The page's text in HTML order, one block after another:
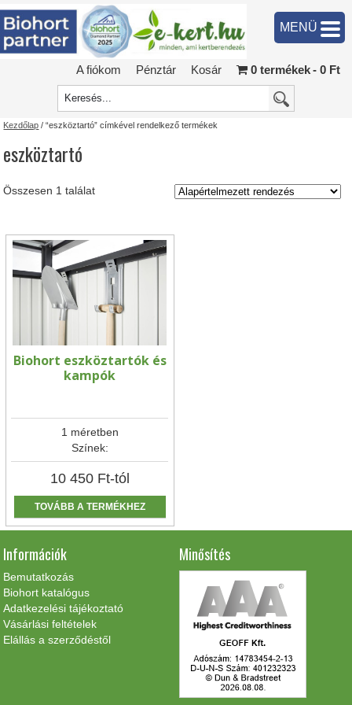
A fiókom Pénztár Kosár 0 termékek 0 Ft
MENÜ
Kezdőlap / “eszköztartó” címkével rendelkező termékek
eszköztartó
Összesen 1 találat
Biohort eszköztartók és
kampók
1 méretben
Színek:
10 450 Ft-tól
TOVÁBB A TERMÉKHEZ
Információk
Bemutatkozás
Biohort katalógus
Adatkezelési tájékoztató
Vásárlási feltételek
Elállás a szerződéstől
Minősítés